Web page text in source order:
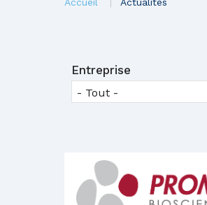
You
Entreprise